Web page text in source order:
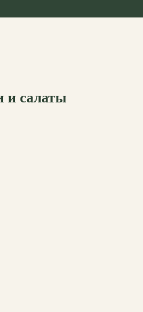
и салаты